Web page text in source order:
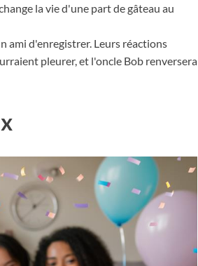
la vie d'une part de gâteau au
ami d'enregistrer. Leurs réactions
pleurer, et l'oncle Bob renversera